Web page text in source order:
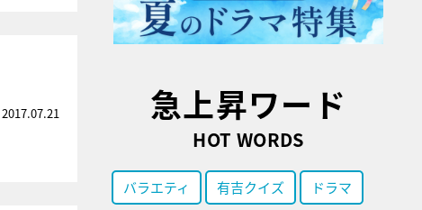
2017.07.21 急上昇ワード
HOT WORDS
バラエティ 有吉クイズ ドラマ